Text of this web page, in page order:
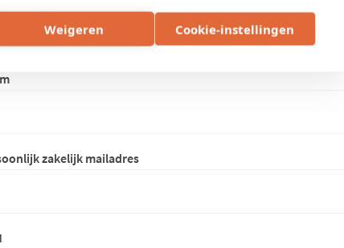
Weigeren Cookie-instellingen
contactpersoon
zakelijk mailadres